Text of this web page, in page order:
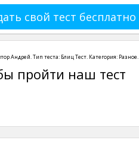
свой тест бесплатно
Андрей. Тип теста: Блиц Тест. Категория: Разное.
пройти наш тест